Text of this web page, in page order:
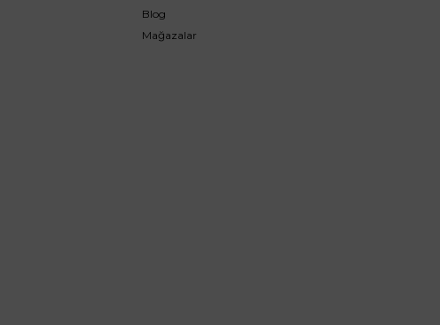
Blog
Mağazalar